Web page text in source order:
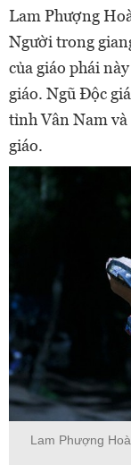
Lam Phượng
Người trong
của giáo phái
giáo. Ngũ Độc
tỉnh Vân Nam
giáo.
Lam Phượng